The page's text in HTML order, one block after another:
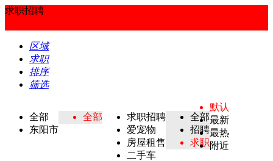
求职招聘
区域
求职
排序
筛选
全部
东阳市
全部
求职招聘
爱宠物
房屋租售
二手车
全部
招聘
求职
默认
最新
最热
附近